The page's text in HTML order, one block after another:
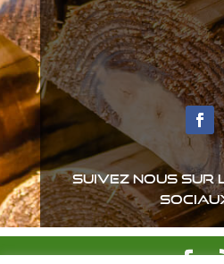
Suivez nous sur